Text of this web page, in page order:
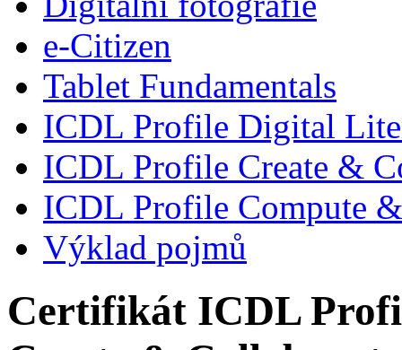
e-Citizen
Tablet Fundamentals
ICDL Profile Digital
ICDL Profile Create &
ICDL Profile Compute
Výklad pojmů
Certifikát ICDL